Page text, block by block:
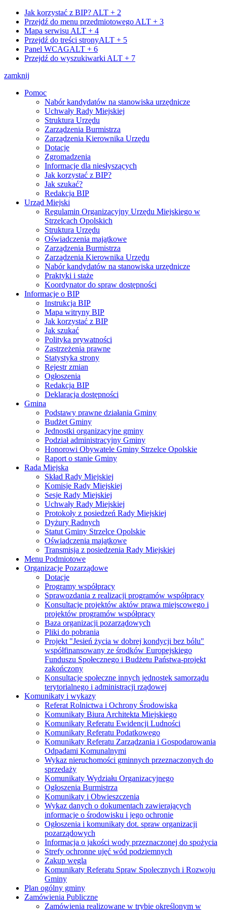
Jak korzystać z BIP? ALT + 2
Przejdź do menu przedmiotowego ALT + 3
Mapa serwisu ALT + 4
Przejdź do treści stronyALT + 5
Panel WCAGALT + 6
Przejdź do wyszukiwarki ALT + 7
zamknij
Pomoc
Nabór kandydatów na stanowiska urzędnicze
Uchwały Rady Miejskiej
Struktura Urzędu
Zarządzenia Burmistrza
Zarządzenia Kierownika Urzędu
Dotacje
Zgromadzenia
Informacje dla niesłyszących
Jak korzystać z BIP?
Jak szukać?
Redakcja BIP
Urząd Miejski
Regulamin Organizacyjny Urzędu Miejskiego w
Strzelcach Opolskich
Struktura Urzędu
Oświadczenia majątkowe
Zarządzenia Burmistrza
Zarządzenia Kierownika Urzędu
Nabór kandydatów na stanowiska urzędnicze
Praktyki i staże
Koordynator do spraw dostępności
Informacje o BIP
Instrukcja BIP
Mapa witryny BIP
Jak korzystać z BIP
Jak szukać
Polityka prywatności
Zastrzeżenia prawne
Statystyka strony
Rejestr zmian
Ogłoszenia
Redakcja BIP
Deklaracja dostępności
Gmina
Podstawy prawne działania Gminy
Budżet Gminy
Jednostki organizacyjne gminy
Podział administracyjny Gminy
Honorowi Obywatele Gminy Strzelce Opolskie
Raport o stanie Gminy
Rada Miejska
Skład Rady Miejskiej
Komisje Rady Miejskiej
Sesje Rady Miejskiej
Uchwały Rady Miejskiej
Protokoły z posiedzeń Rady Miejskiej
Dyżury Radnych
Statut Gminy Strzelce Opolskie
Oświadczenia majątkowe
Transmisja z posiedzenia Rady Miejskiej
Menu Podmiotowe
Organizacje Pozarządowe
Dotacje
Programy współpracy
Sprawozdania z realizacji programów współpracy
Konsultacje projektów aktów prawa miejscowego i
projektów programów współpracy
Baza organizacji pozarządowych
Pliki do pobrania
Projekt "Jesień życia w dobrej kondycji bez bólu"
współfinansowany ze środków Europejskiego
Funduszu Społecznego i Budżetu Państwa-projekt
zakończony
Konsultacje społeczne innych jednostek samorządu
terytorialnego i administracji rządowej
Komunikaty i wykazy
Referat Rolnictwa i Ochrony Środowiska
Komunikaty Biura Architekta Miejskiego
Komunikaty Referatu Ewidencji Ludności
Komunikaty Referatu Podatkowego
Komunikaty Referatu Zarządzania i Gospodarowania
Odpadami Komunalnymi
Wykaz nieruchomości gminnych przeznaczonych do
sprzedaży
Komunikaty Wydziału Organizacyjnego
Ogłoszenia Burmistrza
Komunikaty i Obwieszczenia
Wykaz danych o dokumentach zawierających
informacje o środowisku i jego ochronie
Ogłoszenia i komunikaty dot. spraw organizacji
pozarządowych
Informacja o jakości wody przeznaczonej do spożycia
Strefy ochronne ujęć wód podziemnych
Zakup węgla
Komunikaty Referatu Spraw Spolecznych i Rozwoju
Gminy
Plan ogólny gminy
Zamówienia Publiczne
Zamówienia realizowane w trybie określonym w